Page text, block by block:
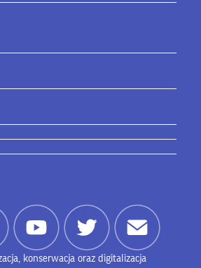
konserwacja oraz digitalizacja